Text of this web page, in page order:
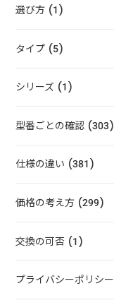
選び方 (1)
タイプ (5)
シリーズ (1)
型番ごとの確認 (303)
仕様の違い (381)
価格の考え方 (299)
交換の可否 (1)
プライバシーポリシー